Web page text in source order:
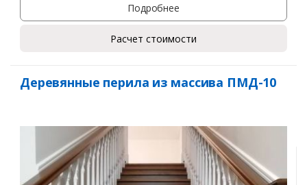
Подробнее
Расчет стоимости
Деревянные перила из массива ПМД-10